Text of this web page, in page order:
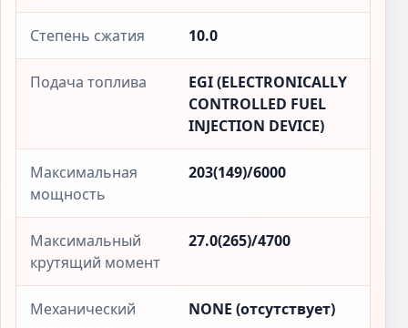
Степень сжатия 10.0
Подача топлива
EGI (ELECTRONICALLY
CONTROLLED FUEL
INJECTION DEVICE)
Максимальная
мощность
203(149)/6000
Максимальный
крутящий момент
27.0(265)/4700
Механический
NONE (отсутствует)